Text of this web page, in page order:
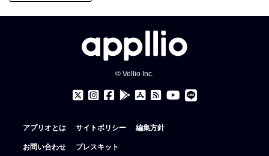
© Vellio Inc.
アプリオとは サイトポリシー 編集方針
お問い合わせ プレスキット